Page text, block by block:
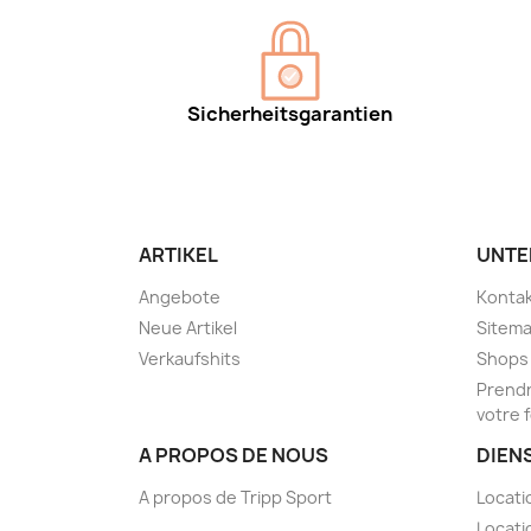
Sicherheitsgarantien
ARTIKEL
Angebote
Neue Artikel
Verkaufshits
Shops
votre
A PROPOS DE NOUS
A propos de Tripp Sport